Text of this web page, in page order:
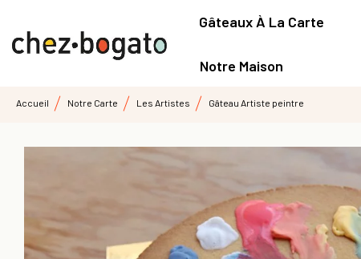
Gâteaux À La Carte
Notre Maison
Accueil Notre Carte Les Artistes Gâteau Artiste peintre